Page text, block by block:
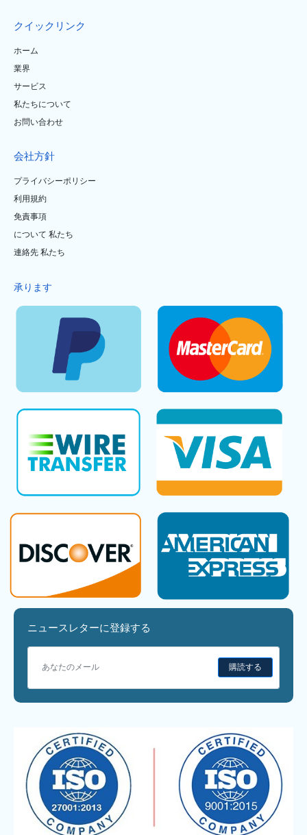
クイックリンク
ホーム
業界
サービス
私たちについて
お問い合わせ
会社方針
プライバシーポリシー
利用規約
免責事項
について 私たち
連絡先 私たち
承ります
ニュースレターに登録する
購読する